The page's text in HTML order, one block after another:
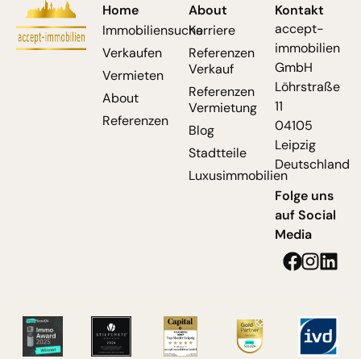
Home
Immobiliensuche
Verkaufen
Vermieten
About
Referenzen
About
Karriere
Referenzen
Verkauf
Referenzen
Vermietung
Blog
Stadtteile
Luxusimmobilien
Kontakt
accept-
immobilien
GmbH
Löhrstraße
11
04105
Leipzig
Deutschland
Folge uns
auf Social
Media